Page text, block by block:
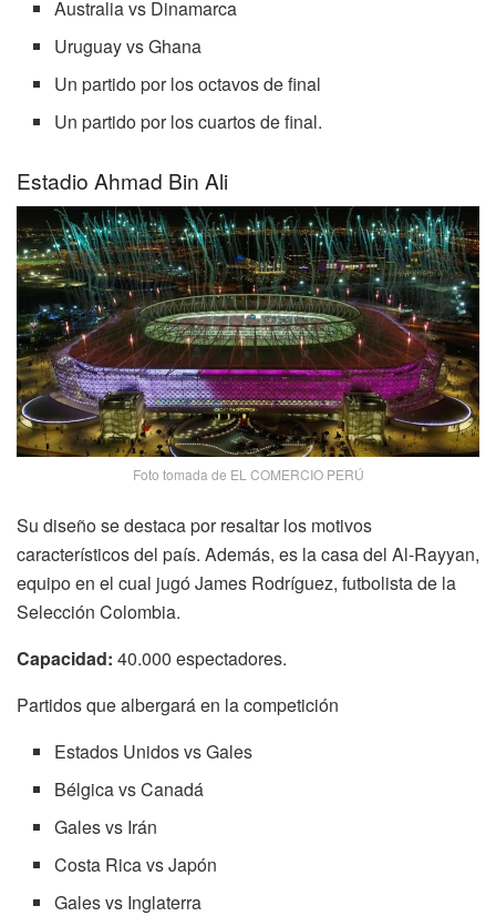
Australia vs Dinamarca
Uruguay vs Ghana
Un partido por los octavos de final
Un partido por los cuartos de final.
Estadio Ahmad Bin Ali
Foto tomada de EL COMERCIO PERÚ
Su diseño se destaca por resaltar los motivos
característicos del país. Además, es la casa del Al-Rayyan,
equipo en el cual jugó James Rodríguez, futbolista de la
Selección Colombia.
Capacidad: 40.000 espectadores.
Partidos que albergará en la competición
Estados Unidos vs Gales
Bélgica vs Canadá
Gales vs Irán
Costa Rica vs Japón
Gales vs Inglaterra